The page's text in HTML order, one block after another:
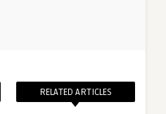
RELATED ARTICLES